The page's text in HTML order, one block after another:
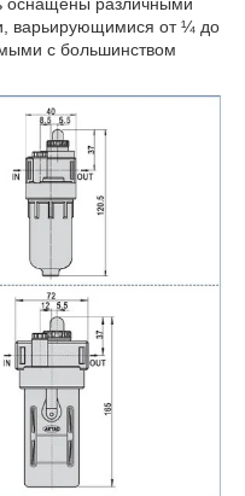
оснащены различными
варьирующимися от ¼ до
с большинством